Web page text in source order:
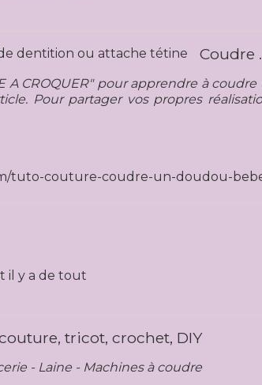
Coudre un
A CROQUER" pour apprendre à coudre
Pour partager vos propres
tuto-couture-coudre-un-doudou-
il y a de tout
tricot, crochet, DIY
- Laine - Machines à coudre